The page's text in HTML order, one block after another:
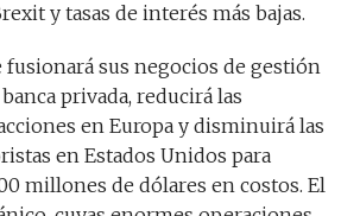
y tasas de interés más bajas.
fusionará sus negocios de gestión
privada, reducirá las
en Europa y disminuirá las
en Estados Unidos para
millones de dólares en costos. El